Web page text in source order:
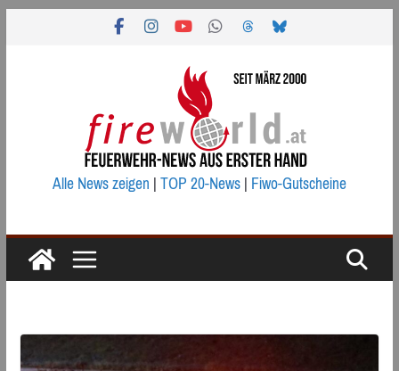
Alle News zeigen|TOP 20-News|Fiwo-Gutscheine